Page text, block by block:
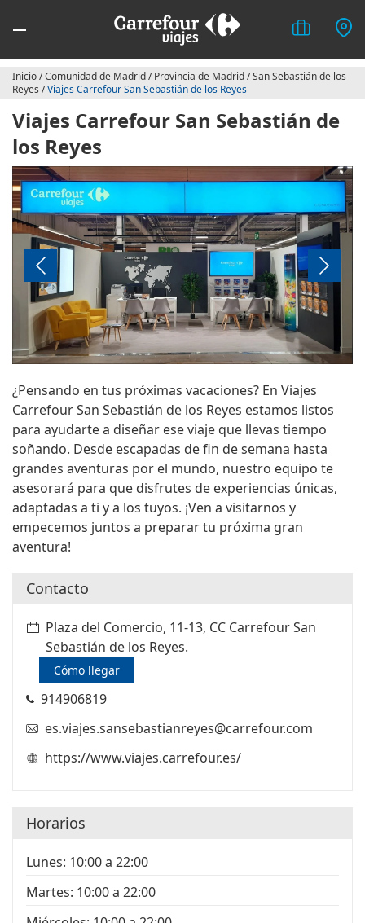
Inicio/Comunidad de Madrid/Provincia de Madrid/San Sebastián de los
Reyes /Viajes Carrefour San Sebastián de los Reyes
Viajes Carrefour San Sebastián de
los Reyes
¿Pensando en tus próximas vacaciones? En Viajes
Carrefour San Sebastián de los Reyes estamos listos
para ayudarte a diseñar ese viaje que llevas tiempo
soñando. Desde escapadas de fin de semana hasta
grandes aventuras por el mundo, nuestro equipo te
asesorará para que disfrutes de experiencias únicas,
adaptadas a ti y a los tuyos. ¡Ven a visitarnos y
empecemos juntos a preparar tu próxima gran
aventura!
Contacto
Plaza del Comercio, 11-13, CC Carrefour San
Sebastián de los Reyes.
Cómo llegar
914906819
es.viajes.sansebastianreyes@carrefour.com
https://www.viajes.carrefour.es/
Horarios
Lunes: 10:00 a 22:00
Martes: 10:00 a 22:00